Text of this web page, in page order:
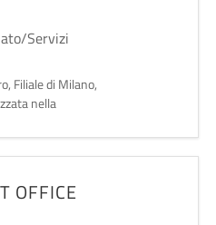
Servizi
Filiale di Milano,
nella
progetti
acqua ed energia,
da inserire come:
lavorative: -
legate
OFFICE